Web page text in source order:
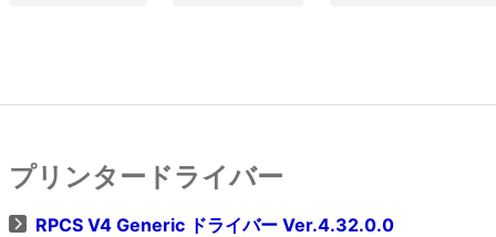
プリンタードライバー
RPCS V4 Generic ドライバー Ver.4.32.0.0